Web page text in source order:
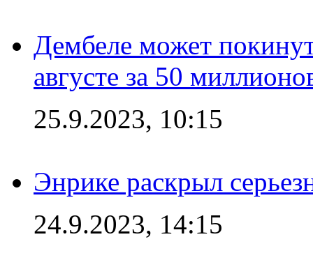
Дембеле может
августе за 50
25.9.2023, 10:15
Энрике раскрыл
24.9.2023, 14:15